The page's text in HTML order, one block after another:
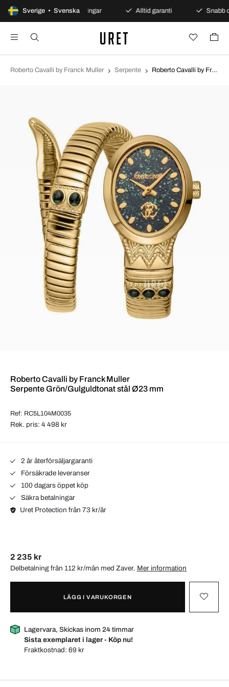
Sverige • Svenska
köp Säkra betalningar Alltid garanti Snabb
Roberto Cavalli by Franck Muller Serpente Roberto Cavalli by Franck Muller Serpente Grön/Gulguldtonat stål Ø23 mm RC5L104M0035
Roberto Cavalli by Franck Muller
Serpente Grön/Gulguldtonat stål Ø23 mm
Ref: RC5L104M0035
Rek. pris: 4 498 kr
2 år återförsäljargaranti
Försäkrade leveranser
100 dagars öppet köp
Säkra betalningar
Uret Protection från 73 kr/år
2 235 kr
Delbetalning från 112 kr/mån med Zaver. Mer information
LÄGG I VARUKORGEN
Lagervara, Skickas inom 24 timmar
Sista exemplaret i lager - Köp nu!
Fraktkostnad:69 kr